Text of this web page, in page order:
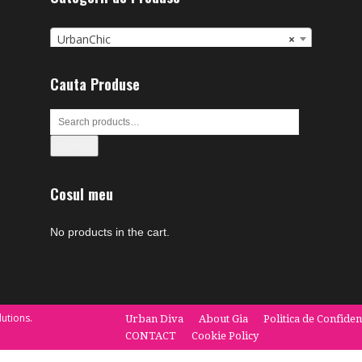
×
UrbanChic
Cauta Produse
Cosul meu
No products in the cart.
Urban Diva About Gia Politica de
CONTACT
Cookie Policy